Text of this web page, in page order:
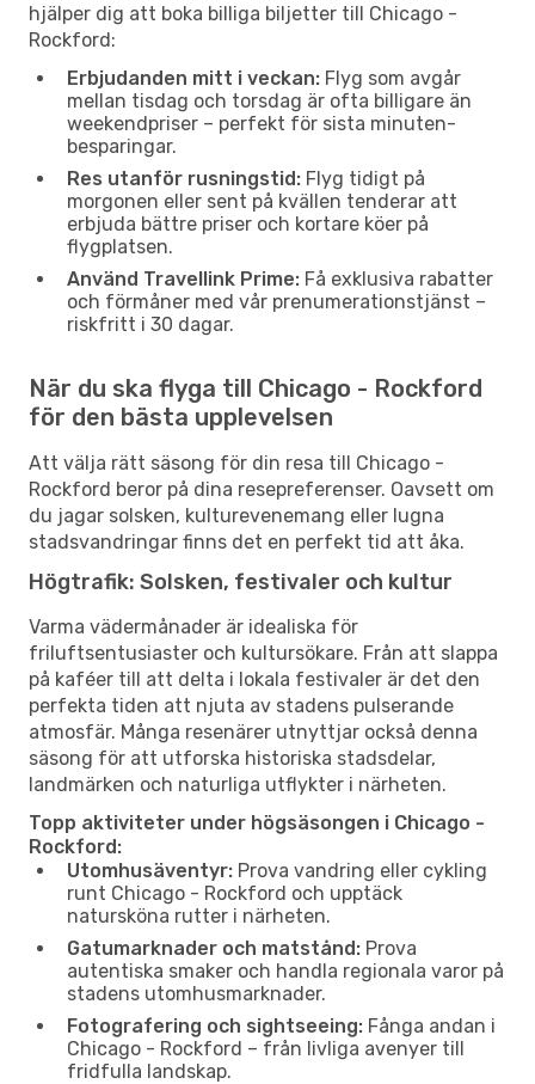
hjälper dig att boka billiga biljetter till Chicago -
Rockford:
Erbjudanden mitt i veckan: Flyg som avgår
mellan tisdag och torsdag är ofta billigare än
weekendpriser – perfekt för sista minuten-
besparingar.
Res utanför rusningstid: Flyg tidigt på
morgonen eller sent på kvällen tenderar att
erbjuda bättre priser och kortare köer på
flygplatsen.
Använd Travellink Prime: Få exklusiva rabatter
och förmåner med vår prenumerationstjänst –
riskfritt i 30 dagar.
När du ska flyga till Chicago - Rockford
för den bästa upplevelsen
Att välja rätt säsong för din resa till Chicago -
Rockford beror på dina resepreferenser. Oavsett om
du jagar solsken, kulturevenemang eller lugna
stadsvandringar finns det en perfekt tid att åka.
Högtrafik: Solsken, festivaler och kultur
Varma vädermånader är idealiska för
friluftsentusiaster och kultursökare. Från att slappa
på kaféer till att delta i lokala festivaler är det den
perfekta tiden att njuta av stadens pulserande
atmosfär. Många resenärer utnyttjar också denna
säsong för att utforska historiska stadsdelar,
landmärken och naturliga utflykter i närheten.
Topp aktiviteter under högsäsongen i Chicago -
Rockford:
Utomhusäventyr: Prova vandring eller cykling
runt Chicago - Rockford och upptäck
natursköna rutter i närheten.
Gatumarknader och matstånd: Prova
autentiska smaker och handla regionala varor på
stadens utomhusmarknader.
Fotografering och sightseeing: Fånga andan i
Chicago - Rockford – från livliga avenyer till
fridfulla landskap.